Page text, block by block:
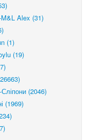
Alex (31)
(1)
(19)
(2046)
(1969)